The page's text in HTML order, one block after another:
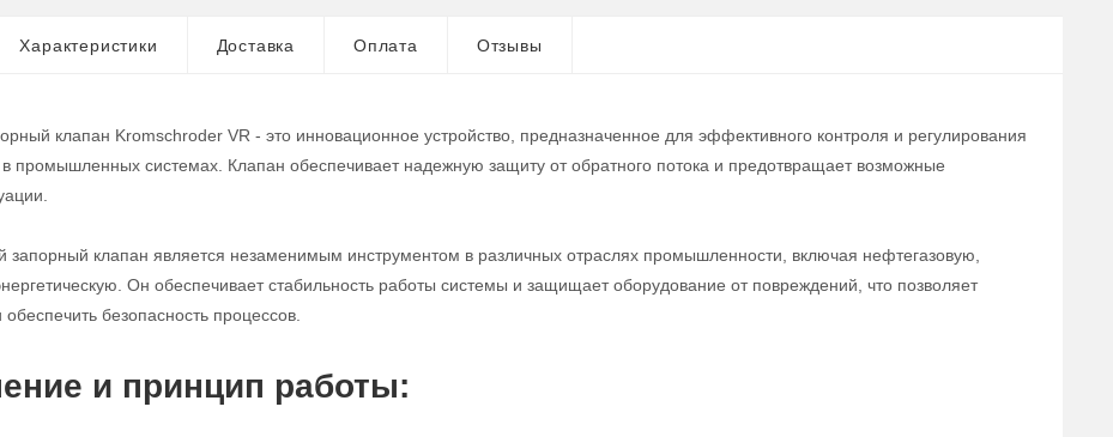
Характеристики Доставка Оплата Отзывы
клапан Kromschroder VR - это инновационное устройство, предназначенное для эффективного контроля и регулирования
в промышленных системах. Клапан обеспечивает надежную защиту от обратного потока и предотвращает возможные
запорный клапан является незаменимым инструментом в различных отраслях промышленности, включая нефтегазовую,
Он обеспечивает стабильность работы системы и защищает оборудование от повреждений, что позволяет
обеспечить безопасность процессов.
и принцип работы: